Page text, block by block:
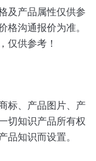
及产品属性仅供参
格沟通报价为准。
仅供参考！
标、产品图片、产
切知识产品所有权
品知识而设置。